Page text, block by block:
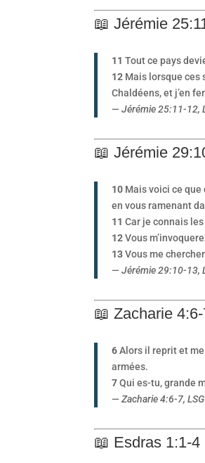
📖 Jérémie
11 Tout ce pays
12 Mais lorsque ces
Chaldéens, et j’en
—Jérémie 25:11-12,
📖 Jérémie
10 Mais voici ce que
en vous ramenant
11 Car je connais
12Vous
13Vous me
—Jérémie 29:10-13,
📖 Zacharie
6Alors il reprit et me
armées.
7Qui es-tu, grande
—Zacharie 4:6-7, LSG
📖 Esdras 1:1-